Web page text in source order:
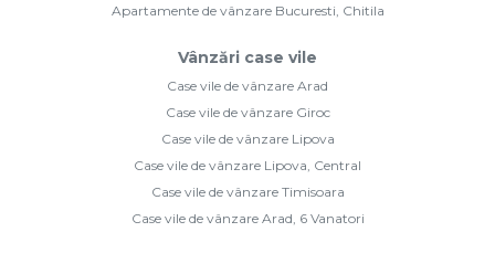
Apartamente de vânzare Bucuresti, Chitila
Vânzări case vile
Case vile de vânzare Arad
Case vile de vânzare Giroc
Case vile de vânzare Lipova
Case vile de vânzare Lipova, Central
Case vile de vânzare Timisoara
Case vile de vânzare Arad, 6 Vanatori